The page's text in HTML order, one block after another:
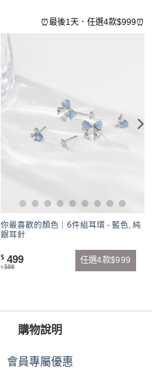
⏰最後1天．任選4款$999⏰
你最喜歡的顏色｜6件組耳環 - 藍色, 純
銀耳針
$ 499
$ 599
任選4款$999
購物說明
會員專屬優惠